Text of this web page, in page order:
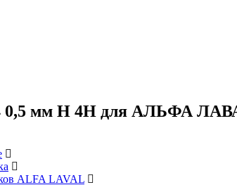
мм H 4H для АЛЬФА
ALFA LAVAL